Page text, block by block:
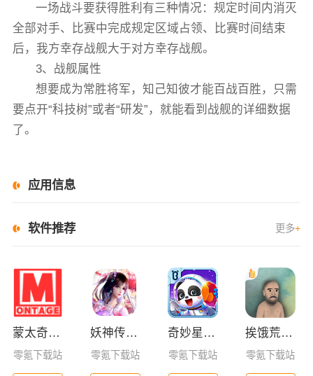
一场战斗要获得胜利有三种情况：规定时间内消灭
全部对手、比赛中完成规定区域占领、比赛时间结束
后，我方幸存战舰大于对方幸存战舰。
3、战舰属性
想要成为常胜将军，知己知彼才能百战百胜，只需
要点开“科技树”或者“研发”，就能看到战舰的详细数据
了。
应用信息
软件推荐 更多+
蒙太奇影视2025最新版本下载
零氪下载站
妖神传GM版
零氪下载站
奇妙星际宇航员
零氪下载站
挨饿荒野联机版
零氪下载站